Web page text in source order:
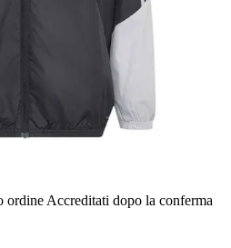
ordine Accreditati dopo la conferma